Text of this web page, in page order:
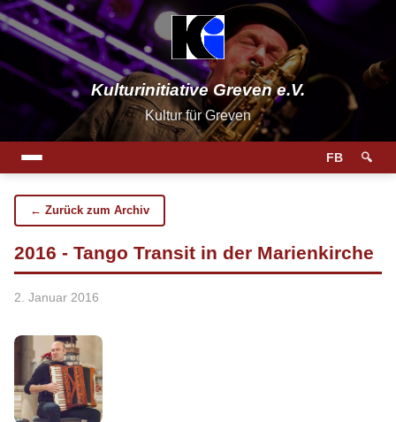
Kulturinitiative Greven e.V.
Kultur für Greven
FB 🔍
← Zurück zum Archiv
2016 - Tango Transit in der Marienkirche
2. Januar 2016